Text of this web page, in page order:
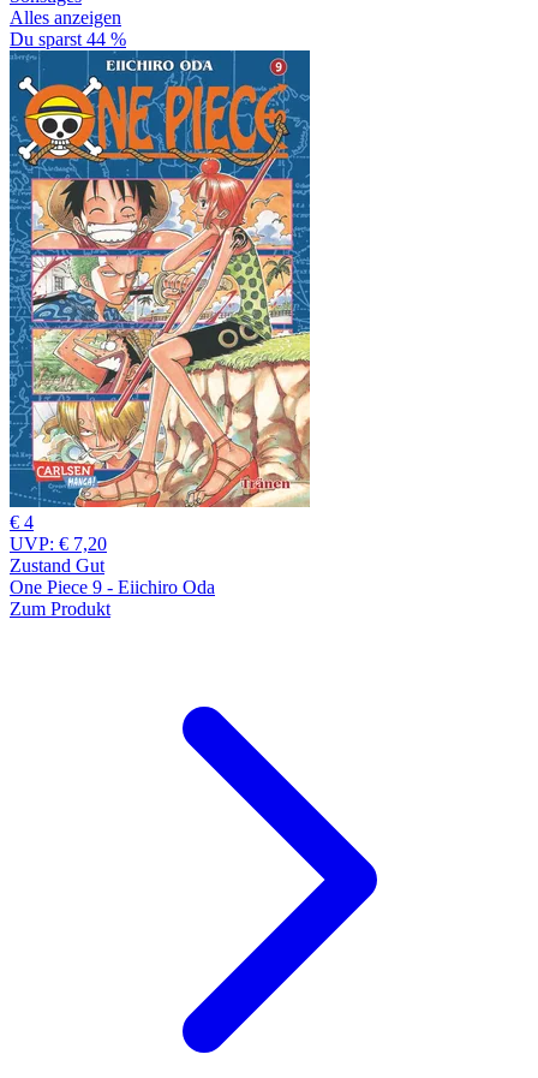
Alles anzeigen
Du sparst 44 %
€ 4
UVP: € 7,20
Zustand Gut
One Piece 9 - Eiichiro Oda
Zum Produkt